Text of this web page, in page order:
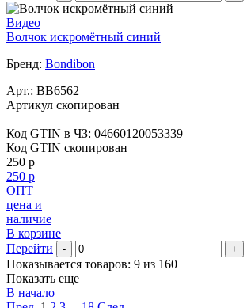
Видео
Волчок искромётный синий
Бренд: Bondibon
Арт.: BB6562
Артикул скопирован
Код GTIN в ЧЗ: 04660120053339
Код GTIN скопирован
250 р
250 р
ОПТ
цена и
наличие
В корзине
Перейти
- +
Показывается товаров: 9 из 160
Показать еще
В начало